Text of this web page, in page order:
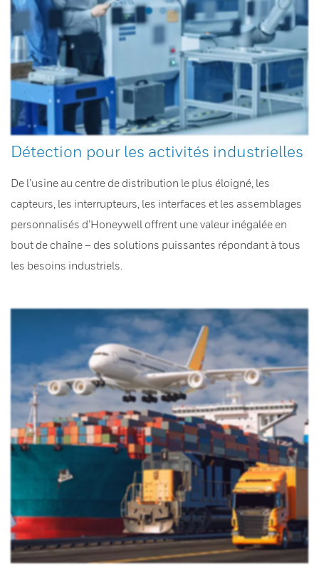
Détection pour les activités industrielles
De l’usine au centre de distribution le plus éloigné, les
capteurs, les interrupteurs, les interfaces et les assemblages
personnalisés d’Honeywell offrent une valeur inégalée en
bout de chaîne – des solutions puissantes répondant à tous
les besoins industriels.